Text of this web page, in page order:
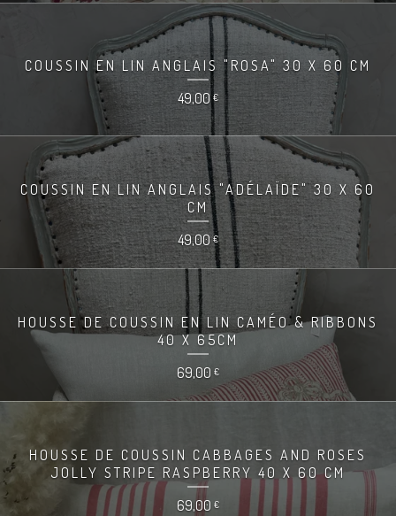
COUSSIN EN LIN ANGLAIS "ROSA" 30 X 60 CM
49,00 €
COUSSIN EN LIN ANGLAIS "ADÉLAÏDE" 30 X 60
CM
49,00€
HOUSSE DE COUSSIN EN LIN CAMÉO & RIBBONS
40 X 65CM
69,00 €
HOUSSE DE COUSSIN CABBAGES AND ROSES
JOLLY STRIPE RASPBERRY 40 X 60 CM
69,00 €